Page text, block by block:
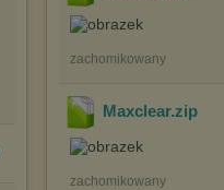
zachomikowany
Maxclear.zip
zachomikowany